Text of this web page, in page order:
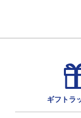
ギフトラ